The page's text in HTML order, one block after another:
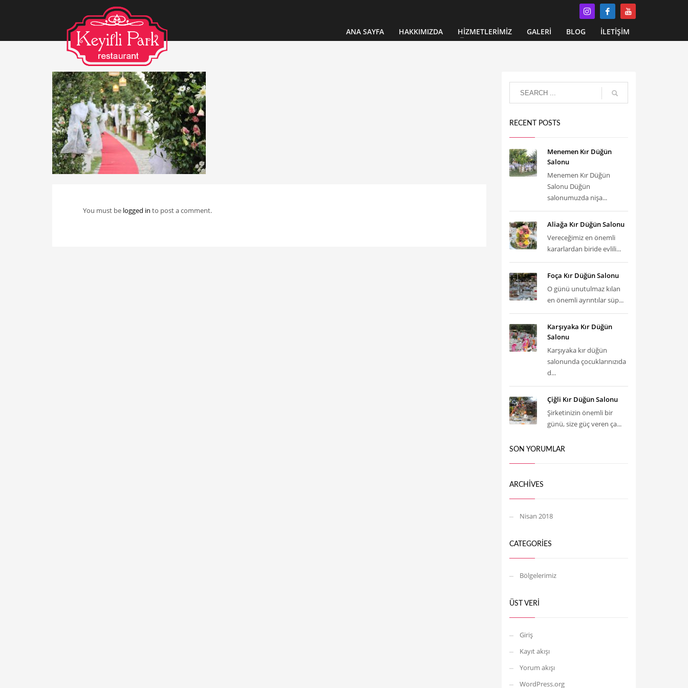
ANA SAYFA HAKKIMIZDA HİZMETLERİMİZ GALERİ BLOG İLETİŞİM
You must be logged in to post a comment.
RECENT POSTS
Menemen Kır Düğün
Salonu
Menemen Kır Düğün
Salonu Düğün
salonumuzda nişa...
Aliağa Kır Düğün Salonu
Vereceğimiz en önemli
kararlardan biride evlili...
Foça Kır Düğün Salonu
O günü unutulmaz kılan
en önemli ayrıntılar süp...
Karşıyaka Kır Düğün
Salonu
Karşıyaka kır düğün
salonunda çocuklarınızıda
d...
Çiğli Kır Düğün Salonu
Şirketinizin önemli bir
günü, size güç veren ça...
SON YORUMLAR
ARCHIVES
Nisan 2018
CATEGORIES
Bölgelerimiz
ÜST VERI
Giriş
Kayıt akışı
Yorum akışı
WordPress.org